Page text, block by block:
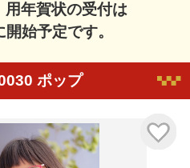
年賀状の受付は
始予定です。
ポップ